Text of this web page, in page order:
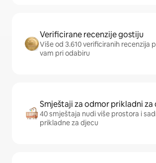
Verificirane recenzije gostiju
Više od 3.610 verificiranih recenzija
vam pri odabiru
Smještaji za odmor prikladni
40 smještaja nudi više prostora i
prikladne za djecu